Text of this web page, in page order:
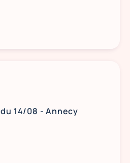
14/08 - Annecy